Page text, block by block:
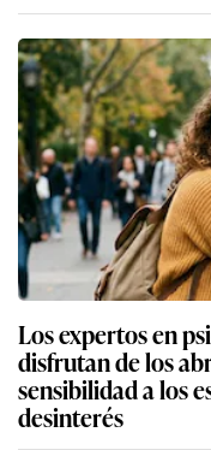
Los expertos en
disfrutan de los
sensibilidad a los
desinterés